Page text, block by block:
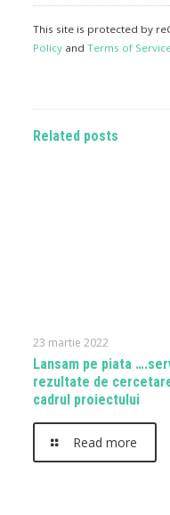
This site is protected by
Policyand Terms of
Related posts
23 martie 2022
Lansam pe piata
rezultate de
cadrul proiectului
Read more